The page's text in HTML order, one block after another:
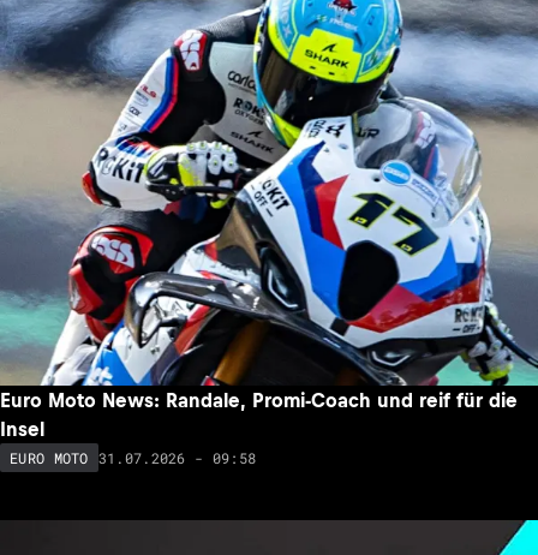
Euro Moto News: Randale, Promi-Coach und reif für die
Insel
EURO MOTO 31.07.2026 - 09:58